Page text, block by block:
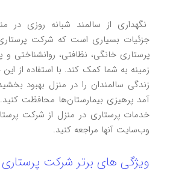
نگهداری از سالمند شبانه روزی در
جزئیات بسیاری است که شرکت پرستاری
پرستاری خانگی، نظافتی، روانشناختی و
زمینه به شما کمک کند. با استفاده از
زندگی سالمندان را در منزل بهبود
آمد پرهیزی بیمارستان‌ها محافظت کنید.
خدمات پرستاری در منزل از شرکت
وب‌سایت آنها مراجعه کنید.
ویژگی های برتر شرکت پرستاری